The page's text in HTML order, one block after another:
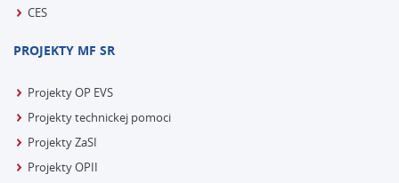
CES
PROJEKTY MF SR
Projekty OP EVS
Projekty technickej pomoci
Projekty ZaSI
Projekty OPII